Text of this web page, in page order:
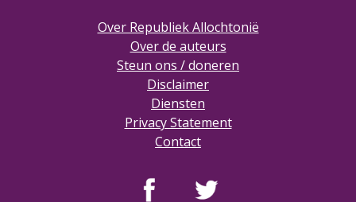
Over Republiek Allochtonië
Over de auteurs
Steun ons / doneren
Disclaimer
Diensten
Privacy Statement
Contact